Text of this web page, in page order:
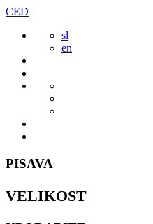
Preskoči
vsebine
CED
sl
en
PISAVA
VELIKOST